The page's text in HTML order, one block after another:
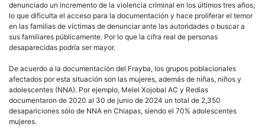
denunciado un incremento de la violencia criminal en los últimos tres años,
lo que dificulta el acceso para la documentación y hace proliferar el temor
en las familias de víctimas de denunciar ante las autoridades o buscar a
sus familiares públicamente. Por lo que la cifra real de personas
desaparecidas podría ser mayor.
De acuerdo a la documentación del Frayba, los grupos poblacionales
afectados por esta situación son las mujeres, además de niñas, niños y
adolescentes (NNA). Por ejemplo, Melel Xojobal AC y Redias
documentaron de 2020 al 30 de junio de 2024 un total de 2,350
desapariciones sólo de NNA en Chiapas, siendo el 70% adolescentes
mujeres.